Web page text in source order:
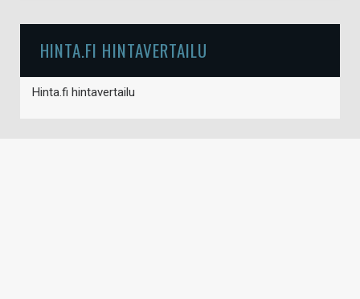
HINTA.FI HINTAVERTAILU
Hinta.fi hintavertailu